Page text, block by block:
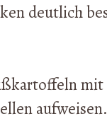
deutlich
mit